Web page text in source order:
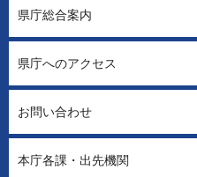
県庁総合案内
県庁へのアクセス
お問い合わせ
本庁各課・出先機関